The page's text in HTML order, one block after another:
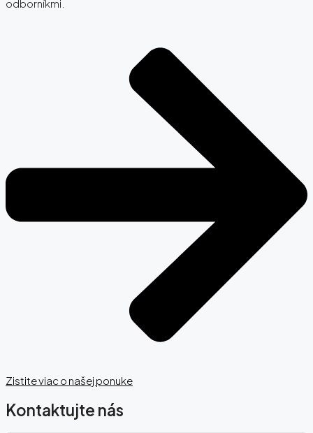
odborníkmi.
Zistite viac o našej ponuke
Kontaktujte nás